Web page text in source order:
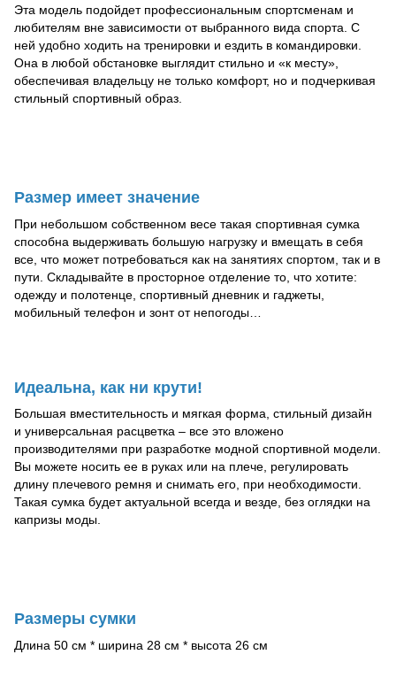
Эта модель подойдет профессиональным спортсменам и
любителям вне зависимости от выбранного вида спорта. С
ней удобно ходить на тренировки и ездить в командировки.
Она в любой обстановке выглядит стильно и «к месту»,
обеспечивая владельцу не только комфорт, но и подчеркивая
стильный спортивный образ.
Размер имеет значение
При небольшом собственном весе такая спортивная сумка
способна выдерживать большую нагрузку и вмещать в себя
все, что может потребоваться как на занятиях спортом, так и в
пути. Складывайте в просторное отделение то, что хотите:
одежду и полотенце, спортивный дневник и гаджеты,
мобильный телефон и зонт от непогоды…
Идеальна, как ни крути!
Большая вместительность и мягкая форма, стильный дизайн
и универсальная расцветка – все это вложено
производителями при разработке модной спортивной модели.
Вы можете носить ее в руках или на плече, регулировать
длину плечевого ремня и снимать его, при необходимости.
Такая сумка будет актуальной всегда и везде, без оглядки на
капризы моды.
Размеры сумки
Длина 50 см * ширина 28 см * высота 26 см